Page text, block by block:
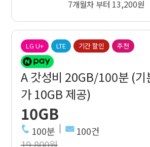
7개월차 부터 13,200원
LG U+ LTE 기간 할인 추천
A 갓성비 20GB/100분 (기
가 10GB 제공)
10GB
100분 100건
19,800원